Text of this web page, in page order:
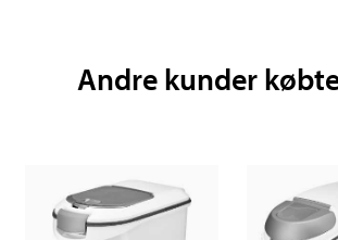
Andre kunder